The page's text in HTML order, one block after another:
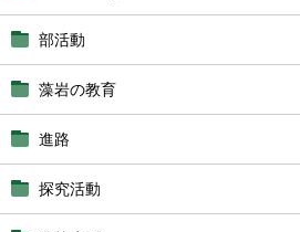
部活動
藻岩の教育
進路
探究活動